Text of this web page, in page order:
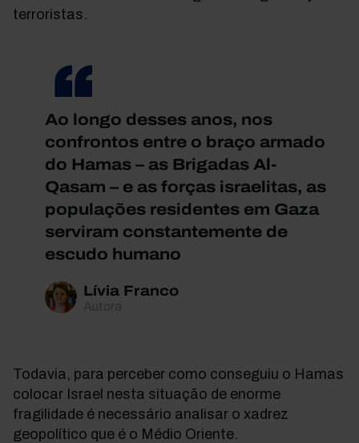
terroristas.
Ao longo desses anos, nos
confrontos entre o braço armado
do Hamas – as Brigadas Al-
Qasam – e as forças israelitas, as
populações residentes em Gaza
serviram constantemente de
escudo humano
Lívia Franco
Autora
Todavia, para perceber como conseguiu o Hamas
colocar Israel nesta situação de enorme
fragilidade é necessário analisar o xadrez
geopolítico que é o Médio Oriente.